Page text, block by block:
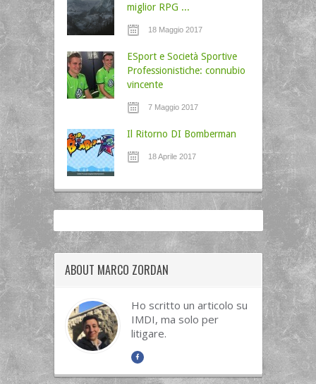
miglior RPG ...
18 Maggio 2017
ESport e Società Sportive
Professionistiche: connubio
vincente
7 Maggio 2017
Il Ritorno DI Bomberman
18 Aprile 2017
ABOUT MARCO ZORDAN
Ho scritto un articolo su
IMDI, ma solo per
litigare.